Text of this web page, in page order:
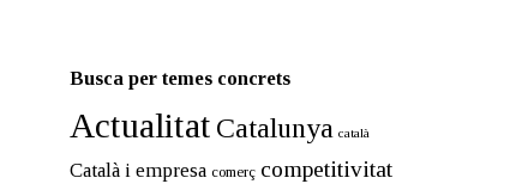
Busca per temes concrets
Actualitat Catalunya català
Català i empresa comerç competitivitat